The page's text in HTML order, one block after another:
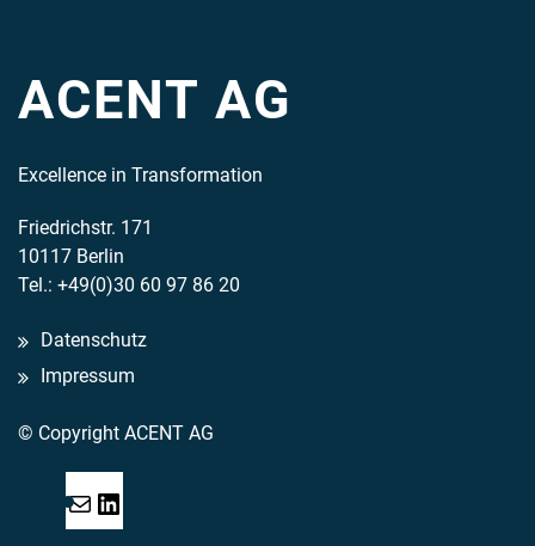
ACENT AG
Excellence in Transformation
Friedrichstr. 171
10117 Berlin
Tel.: +49(0)30 60 97 86 20
Datenschutz
Impressum
© Copyright ACENT AG
Mail